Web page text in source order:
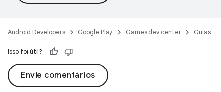
Android Developers Google Play Games dev center Guias
Isso foi útil?
Envie comentários